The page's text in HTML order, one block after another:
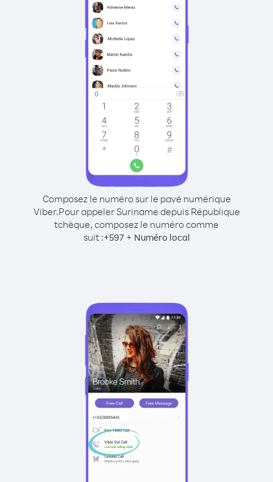
Composez le numéro sur le pavé numérique
Viber.Pour appeler Suriname depuis République
tchèque, composez le numéro comme
suit :+597+ Numéro local